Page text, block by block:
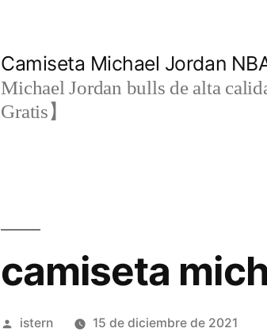
Camiseta Michael Jordan
Michael Jordan bulls de alta
Gratis】
camiseta
Publicado
istern 15 de diciembre de 2021